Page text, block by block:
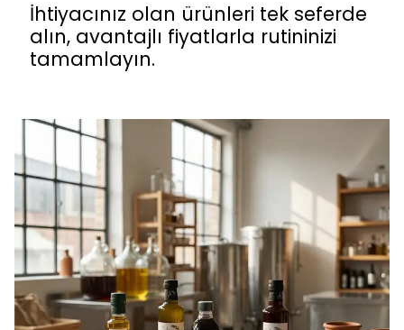
İhtiyacınız olan ürünleri tek seferde
alın, avantajlı fiyatlarla rutininizi
tamamlayın.